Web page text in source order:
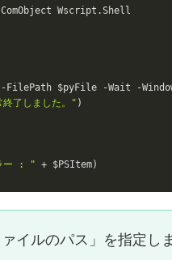
Wscript.Shell
FilePath $pyFile -Wait -
終了しました。" )
ー : " + $PSItem)
ァイルのパス」を指定し